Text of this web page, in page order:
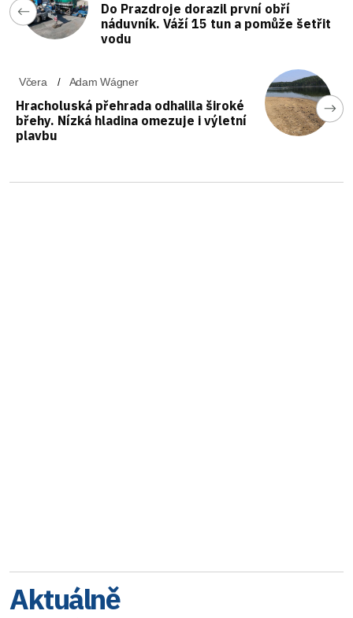
Do Prazdroje dorazil první obří
náduvník. Váží 15 tun a pomůže šetřit
vodu
Včera Adam Wágner
Hracholuská přehrada odhalila široké
břehy. Nízká hladina omezuje i výletní
plavbu
Aktuálně